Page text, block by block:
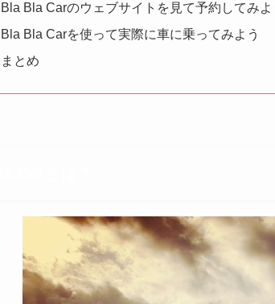
Bla Bla Carのウェブサイトを見て予約してみよ
Bla Bla Carを使って実際に車に乗ってみよう
まとめ